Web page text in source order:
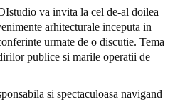
va invita la cel de-al doilea
arhitecturale inceputa in
urmate de o discutie. Tema
publice si marile operatii de
si spectaculoasa navigand